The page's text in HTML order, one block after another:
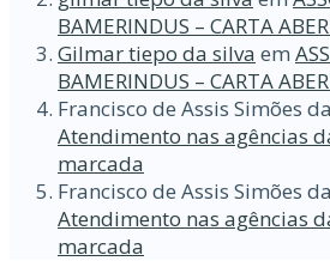
BAMERINDUS – CARTA
Gilmar tiepo da silva em
BAMERINDUS – CARTA
Francisco de Assis Simões
Atendimento nas agências
marcada
Francisco de Assis Simões
Atendimento nas agências
marcada